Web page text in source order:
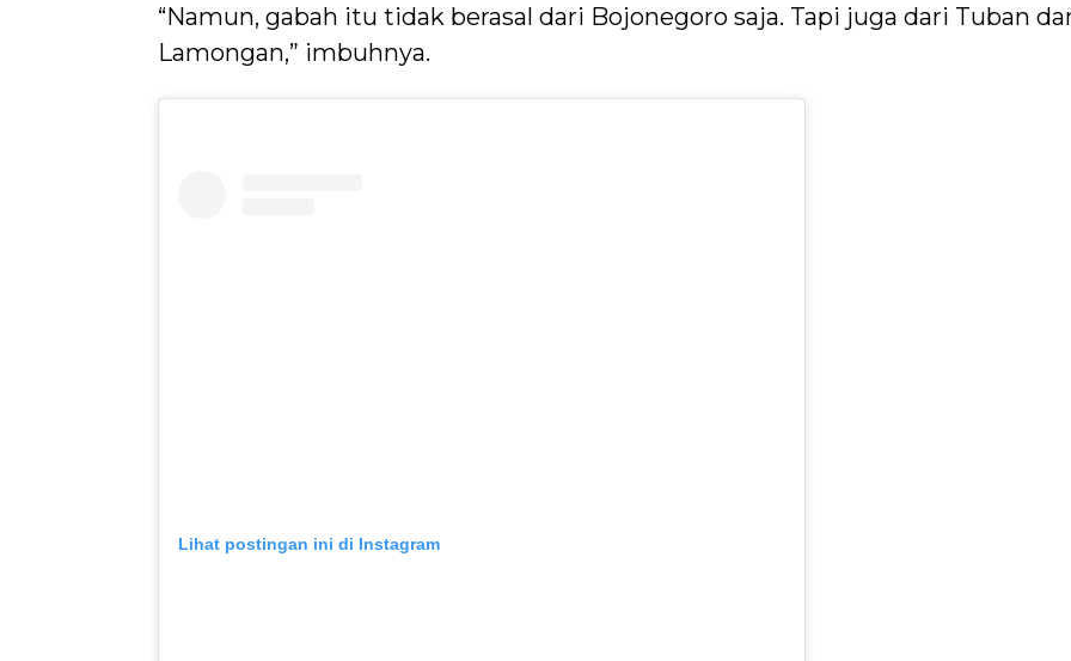
“Namun, gabah itu tidak berasal dari Bojonegoro saja. Tapi juga dari Tuban
Lamongan,” imbuhnya.
Lihat postingan ini di Instagram